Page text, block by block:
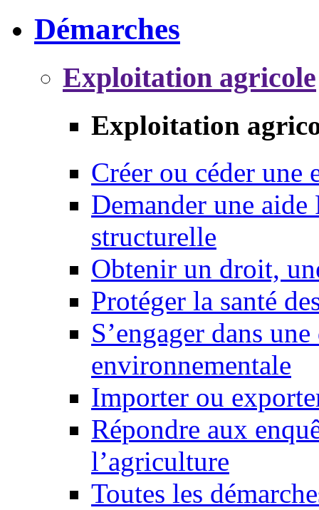
Démarches
Exploitation agricole
Exploitation
Créer ou céder une
Demander une
structurelle
Obtenir un droit,
Protéger la santé
S’engager dans
environnementale
Importer ou
Répondre aux
l’agriculture
Toutes les